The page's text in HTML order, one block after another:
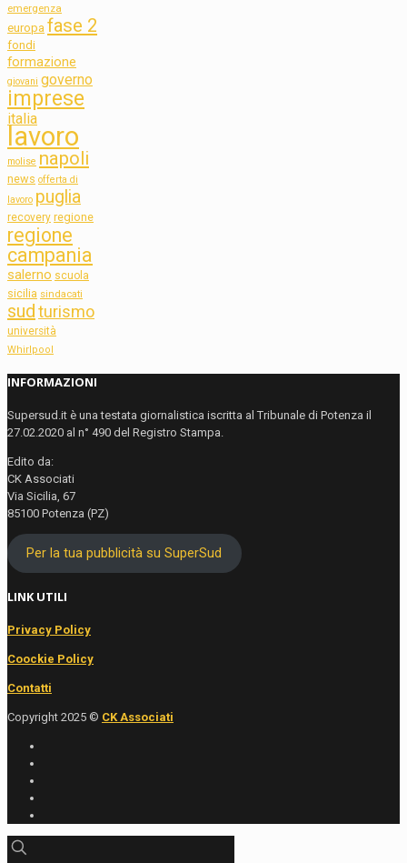
emergenza
europa fase 2
fondi
formazione
giovani governo
imprese
italia
lavoro
molise napoli
news offerta di
lavoro puglia
recovery regione
regione
campania
salerno scuola
sicilia sindacati
sudturismo
università
Whirlpool
INFORMAZIONI
Supersud.it è una testata giornalistica iscritta al Tribunale di Potenza il
27.02.2020 al n° 490 del Registro Stampa.
Edito da:
CK Associati
Via Sicilia, 67
85100 Potenza (PZ)
Per la tua pubblicità su SuperSud
LINK UTILI
Privacy Policy
Coockie Policy
Contatti
Copyright 2025 © CK Associati